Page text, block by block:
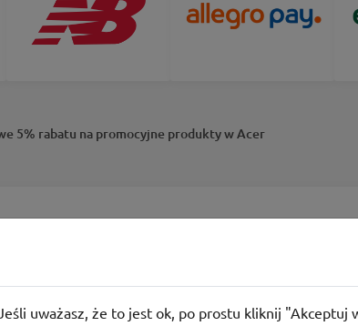
5% rabatu na promocyjne produkty w Acer
uważasz, że to jest ok, po prostu kliknij "Akceptuj